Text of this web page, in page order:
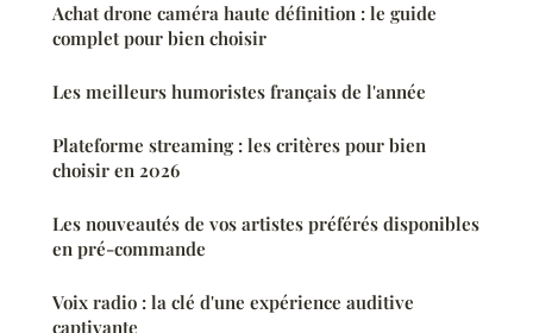
Achat drone caméra haute définition : le guide
complet pour bien choisir
Les meilleurs humoristes français de l'année
Plateforme streaming : les critères pour bien
choisir en 2026
Les nouveautés de vos artistes préférés disponibles
en pré-commande
Voix radio : la clé d'une expérience auditive
captivante